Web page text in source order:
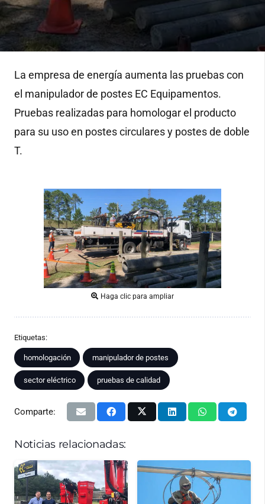
La empresa de energía aumenta las pruebas con
el manipulador de postes EC Equipamentos.
Pruebas realizadas para homologar el producto
para su uso en postes circulares y postes de doble
T.
Haga clic para ampliar
Etiquetas:
homologación manipulador de postes
sector eléctrico pruebas de calidad
Comparte:
Noticias relacionadas: